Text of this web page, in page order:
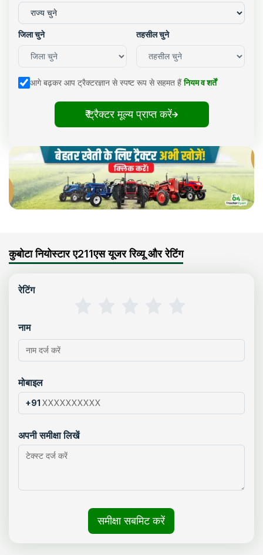
जिला चुने तहसील चुने
आगे बढ़कर आप ट्रैक्टरज्ञान से स्पष्ट रूप से सहमत हैं नियम व शर्तें
₹ ट्रैक्टर मूल्य प्राप्त करें
कुबोटा नियोस्टार ए211एस यूजर रिव्यू और रेटिंग
रेटिंग
नाम
मोबाइल
+91
अपनी समीक्षा लिखें
समीक्षा सबमिट करें